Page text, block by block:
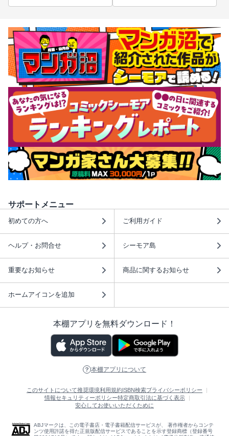
サポートメニュー
初めての方へ ご利用ガイド
ヘルプ・お問合せ シーモア島
重要なお知らせ 商品に関するお知らせ
ホームアイコンを追加
本棚アプリを無料ダウンロード！
本棚アプリについて
このサイトについて推奨環境利用規約ISBN検索プライバシーポリシー
情報セキュリティーポリシー特定商取引法に基づく表示
安心してお使いいただくために
ABJマークは、この電子書店・電子書籍配信サービスが、 著作権者からコンテ
ンツ使用許諾を得た正規版配信サービスであることを示す登録商標（登録番号